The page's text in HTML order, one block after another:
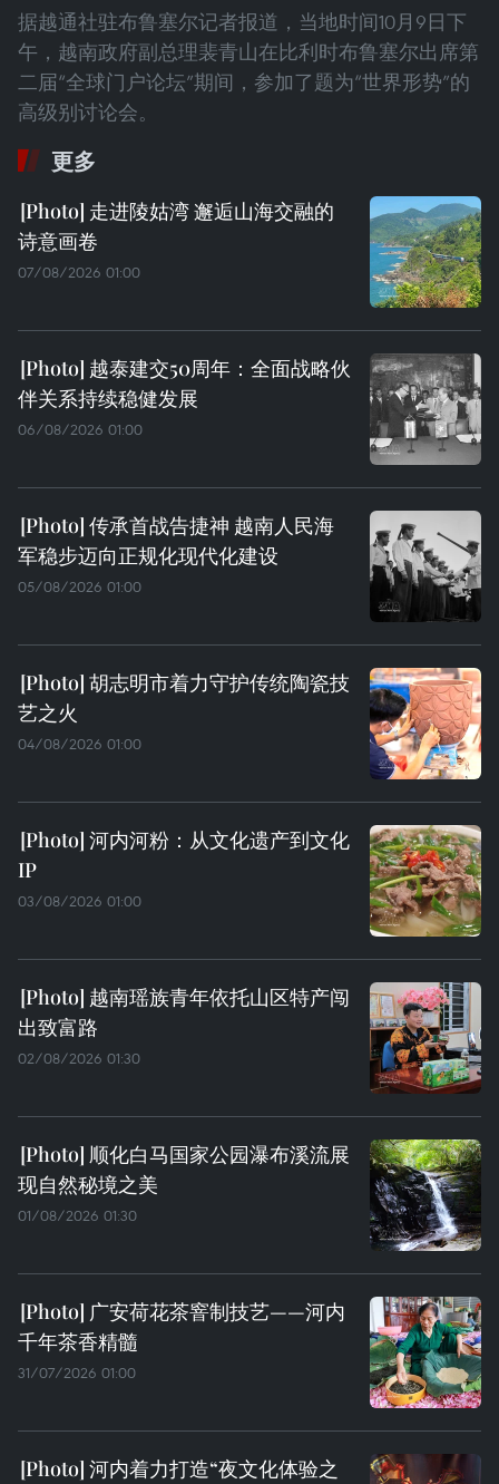
据越通社驻布鲁塞尔记者报道，当地时间10月9日下
午，越南政府副总理裴青山在比利时布鲁塞尔出席第
二届“全球门户论坛”期间，参加了题为“世界形势”的
高级别讨论会。
更多
走进陵姑湾 邂逅山海交融的
诗意画卷
07/08/2026 01:00
越泰建交50周年：全面战略伙
伴关系持续稳健发展
06/08/2026 01:00
传承首战告捷神 越南人民海
军稳步迈向正规化现代化建设
05/08/2026 01:00
胡志明市着力守护传统陶瓷技
艺之火
04/08/2026 01:00
河内河粉：从文化遗产到文化
IP
03/08/2026 01:00
越南瑶族青年依托山区特产闯
出致富路
02/08/2026 01:30
顺化白马国家公园瀑布溪流展
现自然秘境之美
01/08/2026 01:30
广安荷花茶窨制技艺——河内
千年茶香精髓
31/07/2026 01:00
河内着力打造“夜文化体验之